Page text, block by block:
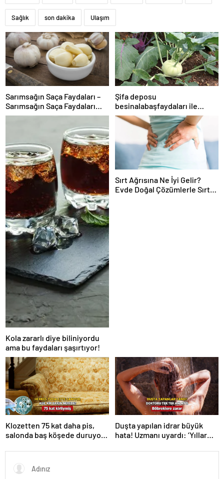
Sağlık son dakika Ulaşım
Sarımsağın Saça Faydaları –
Sarımsağın Saça Faydaları
Nelerdir, Nasıl Uygulanır?
Şifa deposu
besinalabaşfaydaları ile
şaşırtıyor! İşte kanserden
koruyan mucize besin
Kola zararlı diye biliniyordu
ama bu faydaları şaşırtıyor!
Sırt Ağrısına Ne İyi Gelir?
Evde Doğal Çözümlerle Sırt
Klozetten 75 kat daha pis,
salonda baş köşede duruyor!
Duşta yapılan idrar büyük
hata! Uzmanı uyardı: ‘Yıllar